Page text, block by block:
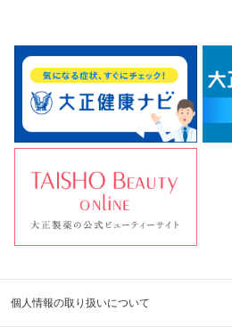
個人情報の取り扱いについて